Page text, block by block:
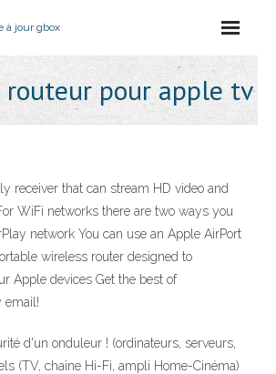
à jour gbox
pour apple tv
receiver that can stream HD video and
WiFi networks there are two ways you
network You can use an Apple AirPort
wireless router designed to
Apple devices Get the best of
email!
d'un onduleur ! (ordinateurs, serveurs,
(TV, chaine Hi-Fi, ampli Home-Cinéma)